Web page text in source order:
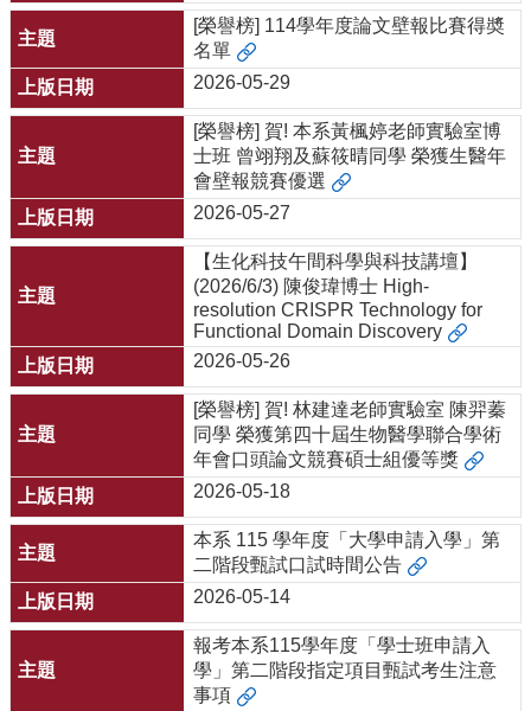
佈
欄
學
系
介
系
所
師
中
生
專
區
學
部
碩
博
士
班
系
[榮譽榜] 114學年度論文壁報比賽得奬
名單
2026-05-29
[榮譽榜] 賀! 本系黃楓婷老師實驗室博
士班 曾翊翔及蘇筱晴同學 榮獲生醫年
會壁報競賽優選
2026-05-27
【生化科技午間科學與科技講壇】
(2026/6/3) 陳俊瑋博士 High-
resolution CRISPR Technology for
Functional Domain Discovery
2026-05-26
[榮譽榜] 賀! 林建達老師實驗室 陳羿蓁
同學 榮獲第四十屆生物醫學聯合學術
年會口頭論文競賽碩士組優等獎
2026-05-18
本系 115 學年度「大學申請入學」第
二階段甄試口試時間公告
2026-05-14
報考本系115學年度「學士班申請入
學」第二階段指定項目甄試考生注意
事項